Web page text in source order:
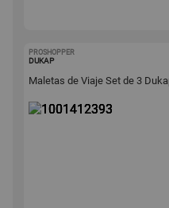
PROSHOPPER
DUKAP
Maletas de Viaje Set de 3